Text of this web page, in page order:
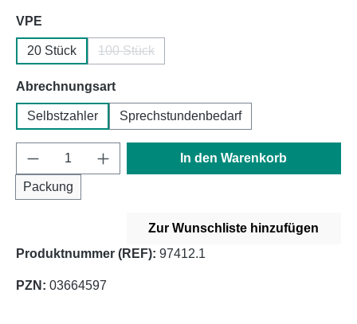
VPE
20 Stück 100 Stück
Abrechnungsartauswählen
Selbstzahler Sprechstundenbedarf
Produkt Anzahl: Gib den gewünschten
Packung
In den Warenkorb
Zur Wunschliste hinzufügen
Produktnummer (REF): 97412.1
PZN: 03664597